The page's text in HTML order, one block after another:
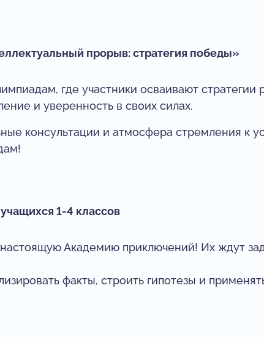
прорыв: стратегия победы»
где участники осваивают
и уверенность в своих силах.
консультации и атмосфера стремления к
1-4 классов
Академию приключений! Их ждут
факты, строить гипотезы и